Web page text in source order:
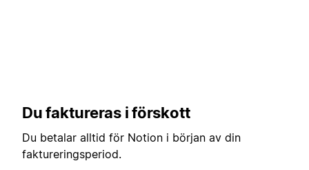
Du faktureras i förskott
Du betalar alltid för Notion i början av din
faktureringsperiod.